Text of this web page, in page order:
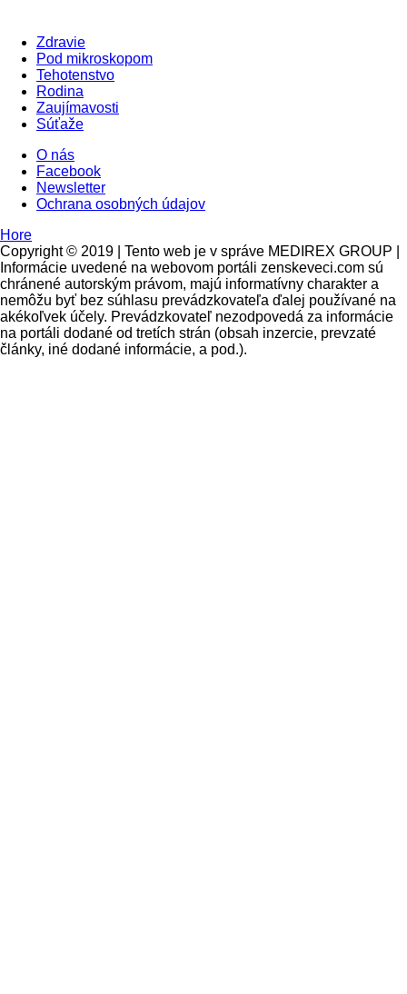
Zdravie
Pod mikroskopom
Tehotenstvo
Rodina
Zaujímavosti
Súťaže
O nás
Facebook
Newsletter
Ochrana osobných údajov
Hore
Copyright © 2019 | Tento web je v správe MEDIREX GROUP |
Informácie uvedené na webovom portáli zenskeveci.com sú
chránené autorským právom, majú informatívny charakter a
nemôžu byť bez súhlasu prevádzkovateľa ďalej používané na
akékoľvek účely. Prevádzkovateľ nezodpovedá za informácie
na portáli dodané od tretích strán (obsah inzercie, prevzaté
články, iné dodané informácie, a pod.).